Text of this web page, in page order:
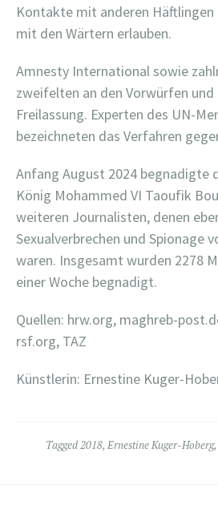
Kontakte mit anderen
mit den Wärtern erlauben.
Amnesty International sowie
zweifelten an den Vorwürfen
Freilassung. Experten des UN-
bezeichneten das Verfahren
Anfang August 2024 begnadigte
König Mohammed VI Taoufik
weiteren Journalisten, denen
Sexualverbrechen und Spionage
waren. Insgesamt wurden 2278
einer Woche begnadigt.
Quellen: hrw.org, maghreb-
rsf.org, TAZ
Künstlerin: Ernestine Kuger-
Tagged2018, Ernestine Kuger-Hoberg,